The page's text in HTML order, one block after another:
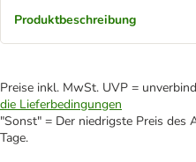
Produktbeschreibung
Preise inkl. MwSt. UVP =
die Lieferbedingungen
"Sonst" = Der niedrigste Preis des
Tage.